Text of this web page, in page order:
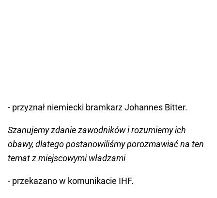
- przyznał niemiecki bramkarz Johannes Bitter.
Szanujemy zdanie zawodników i rozumiemy ich
obawy, dlatego postanowiliśmy porozmawiać na ten
temat z miejscowymi władzami
- przekazano w komunikacie IHF.